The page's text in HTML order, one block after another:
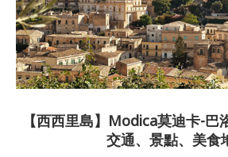
【西西里島】Modica莫迪卡-巴
交通、景點、美食